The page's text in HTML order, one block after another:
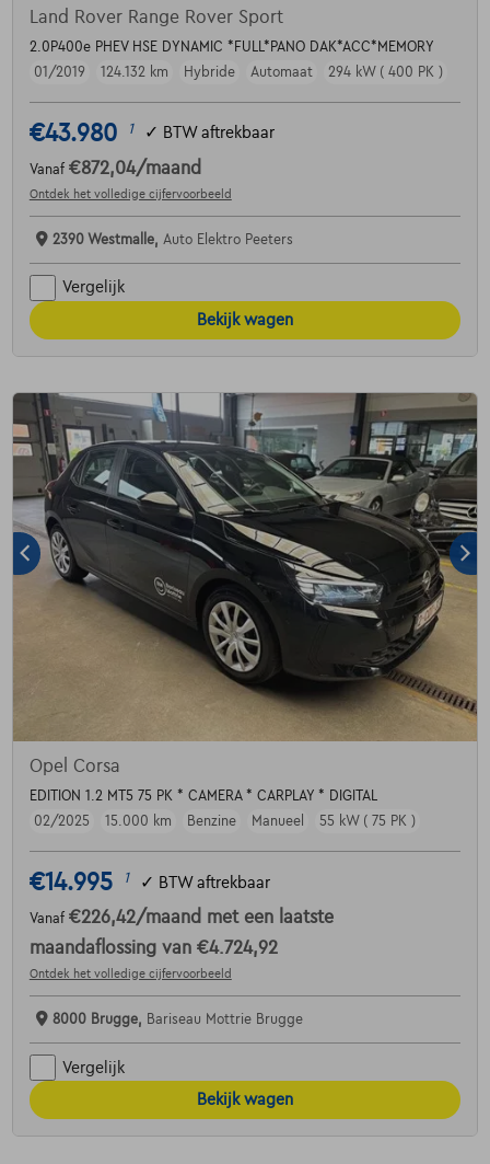
Land Rover Range Rover Sport
2.0P400e PHEV HSE DYNAMIC *FULL*PANO DAK*ACC*MEMORY
01/2019
124.132 km Hybride Automaat 294 kW ( 400 PK )
€43.980 1 ✓ BTW aftrekbaar
Vanaf €872,04/maand
Ontdek het volledige cijfervoorbeeld
2390 Westmalle, Auto Elektro Peeters
Vergelijk
Bekijk wagen
Opel Corsa
EDITION 1.2 MT5 75 PK * CAMERA * CARPLAY * DIGITAL
02/2025
15.000 km Benzine Manueel 55 kW ( 75 PK )
€14.995 1 ✓ BTW aftrekbaar
Vanaf €226,42/maand met een laatste
maandaflossing van €4.724,92
Ontdek het volledige cijfervoorbeeld
8000 Brugge, Bariseau Mottrie Brugge
Vergelijk
Bekijk wagen